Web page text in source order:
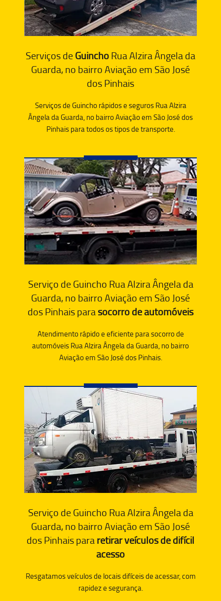
Serviços deGuinchoRua Alzira Ângela da
Guarda, no bairro Aviação em São José
dos Pinhais
Serviços de Guincho rápidos e seguros Rua Alzira
Ângela da Guarda, no bairro Aviação em São José dos
Pinhais para todos os tipos de transporte.
Serviço de Guincho Rua Alzira Ângela da
Guarda, no bairro Aviação em São José
dos Pinhais parasocorro de automóveis
Atendimento rápido e eficiente para socorro de
automóveis Rua Alzira Ângela da Guarda, no bairro
Aviação em São José dos Pinhais.
Serviço de Guincho Rua Alzira Ângela da
Guarda, no bairro Aviação em São José
dos Pinhais pararetirar veículos de difícil
acesso
Resgatamos veículos de locais difíceis de acessar, com
rapidez e segurança.